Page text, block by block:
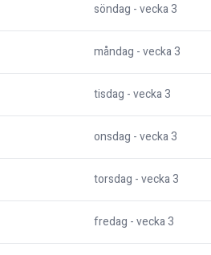
söndag - vecka3
måndag - vecka3
tisdag - vecka3
onsdag - vecka3
torsdag - vecka3
fredag - vecka3